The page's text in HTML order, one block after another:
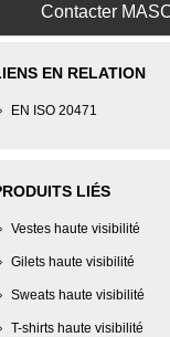
Contacter
EN RELATION
EN ISO 20471
LIÉS
Vestes haute visibilité
Gilets haute visibilité
Sweats haute visibilité
T-shirts haute visibilité